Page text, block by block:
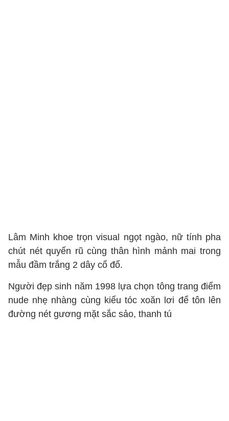
Lâm Minh khoe trọn visual ngọt ngào, nữ tính pha
chút nét quyến rũ cùng thân hình mảnh mai trong
mẫu đầm trắng 2 dây cổ đổ.
Người đẹp sinh năm 1998 lựa chọn tông trang điểm
nude nhẹ nhàng cùng kiểu tóc xoăn lơi để tôn lên
đường nét gương mặt sắc sảo, thanh tú